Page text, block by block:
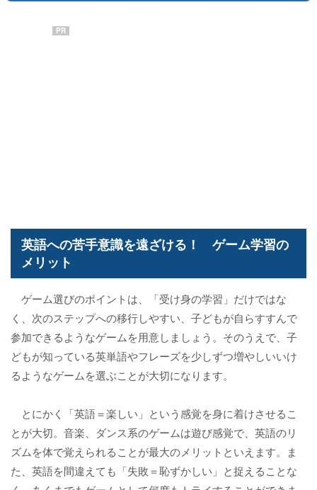
PR
英語への苦手意識を遠ざける！ ゲーム学習の
メリット
ゲーム選びのポイントは、「受け身の学習」だけではな
く、次のステップへの移行しやすい、子どもが自らすすんで
参加できるようなゲームを用意しましょう。そのうえで、子
どもが知っている英単語やフレーズを少しずつ増やしいいけ
るようなゲームを選ぶことが大切になります。
とにかく「英語＝楽しい」という感覚を身に着けさせるこ
とが大切。音楽、ダンス系のゲームは遊び感覚で、英語のリ
ズムを体で覚えられることが最大のメリットといえます。ま
た、英語を間違えても「失敗＝恥ずかしい」と捉えることな